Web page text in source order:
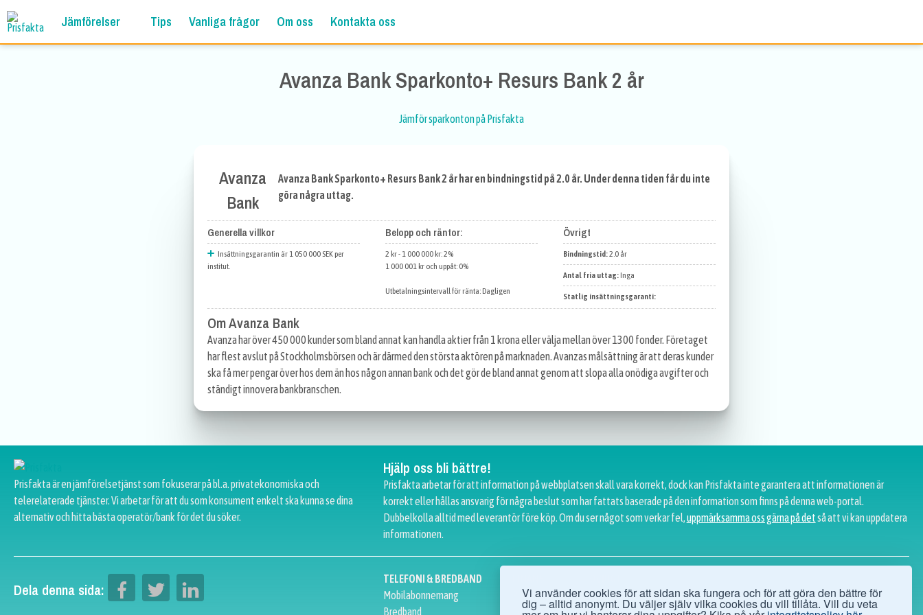
Vi använder cookies för att sidan ska fungera och för att göra den bättre för
dig – alltid anonymt. Du väljer själv vilka cookies du vill tillåta. Vill du veta
Jämförelser Tips Vanliga frågor Om oss Kontakta oss
Avanza Bank Sparkonto+ Resurs Bank 2 år
Jämför sparkonton på Prisfakta
Avanza
Bank
Avanza Bank Sparkonto+ Resurs Bank 2 år har en bindningstid på 2.0 år. Under denna tiden får du inte
göra några uttag.
Generella villkor
Insättningsgarantin är 1 050 000 SEK per
institut.
Belopp och räntor:
2 kr - 1 000 000 kr: 2%
1 000 001 kr och uppåt: 0%
Utbetalningsintervall för ränta: Dagligen
Övrigt
Bindningstid:2.0 år
Antal fria uttag: Inga
Statlig insättningsgaranti:
Om Avanza Bank
Avanza har över 450 000 kunder som bland annat kan handla aktier från 1 krona eller välja mellan över 1300 fonder. Företaget
har flest avslut på Stockholmsbörsen och är därmed den största aktören på marknaden. Avanzas målsättning är att deras kunder
ska få mer pengar över hos dem än hos någon annan bank och det gör de bland annat genom att slopa alla onödiga avgifter och
ständigt innovera bankbranschen.
Prisfakta är en jämförelsetjänst som fokuserar på bl.a. privatekonomiska och
telerelaterade tjänster. Vi arbetar för att du som konsument enkelt ska kunna se dina
alternativ och hitta bästa operatör/bank för det du söker.
Hjälp oss bli bättre!
Prisfakta arbetar för att information på webbplatsen skall vara korrekt, dock kan Prisfakta inte garantera att informationen är
korrekt eller hållas ansvarig för några beslut som har fattats baserade på den information som finns på denna web-portal.
Dubbelkolla alltid med leverantör före köp. Om du ser något som verkar fel,uppmärksamma oss gärna på detså att vi kan uppdatera
informationen.
Dela denna sida:
TELEFONI & BREDBAND
Mobilabonnemang
Bredband
Privatlån
Företagslån
Ögonoperationer
Hälsofakta